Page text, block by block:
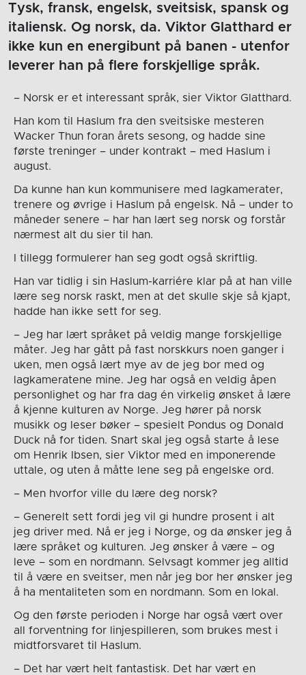
Tysk, fransk, engelsk, sveitsisk, spansk og
italiensk. Og norsk, da. Viktor Glatthard er
ikke kun en energibunt på banen - utenfor
leverer han på flere forskjellige språk.
– Norsk er et interessant språk, sier Viktor Glatthard.
Han kom til Haslum fra den sveitsiske mesteren
Wacker Thun foran årets sesong, og hadde sine
første treninger – under kontrakt – med Haslum i
august.
Da kunne han kun kommunisere med lagkamerater,
trenere og øvrige i Haslum på engelsk. Nå – under to
måneder senere – har han lært seg norsk og forstår
nærmest alt du sier til han.
I tillegg formulerer han seg godt også skriftlig.
Han var tidlig i sin Haslum-karriére klar på at han ville
lære seg norsk raskt, men at det skulle skje så kjapt,
hadde han ikke sett for seg.
– Jeg har lært språket på veldig mange forskjellige
måter. Jeg har gått på fast norskkurs noen ganger i
uken, men også lært mye av de jeg bor med og
lagkameratene mine. Jeg har også en veldig åpen
personlighet og har fra dag én virkelig ønsket å lære
å kjenne kulturen av Norge. Jeg hører på norsk
musikk og leser bøker – spesielt Pondus og Donald
Duck nå for tiden. Snart skal jeg også starte å lese
om Henrik Ibsen, sier Viktor med en imponerende
uttale, og uten å måtte lene seg på engelske ord.
– Men hvorfor ville du lære deg norsk?
– Generelt sett fordi jeg vil gi hundre prosent i alt
jeg driver med. Nå er jeg i Norge, og da ønsker jeg å
lære språket og kulturen. Jeg ønsker å være – og
leve – som en nordmann. Selvsagt kommer jeg alltid
til å være en sveitser, men når jeg bor her ønsker jeg
å ha mentaliteten som en nordmann. Som en lokal.
Og den første perioden i Norge har også vært over
all forventning for linjespilleren, som brukes mest i
midtforsvaret til Haslum.
– Det har vært helt fantastisk. Det har vært en